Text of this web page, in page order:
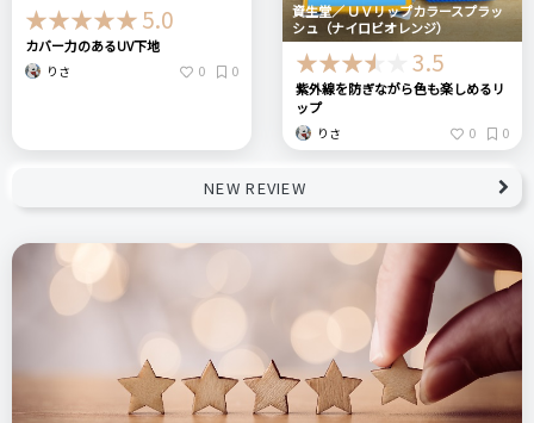
5.0
カバー力のあるUV下地
りさ 0 0
資生堂／ ＵＶリップカラースプラッ
シュ（ナイロビオレンジ）
3.5
紫外線を防ぎながら色も楽しめるリ
ップ
りさ 0 0
NEW REVIEW